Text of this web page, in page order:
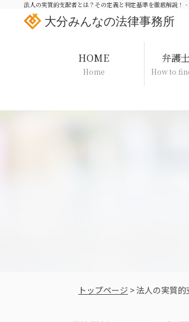
法人の実質的支配者とは？その定義と判定基準を徹底解説！
大分みんなの法律事務所
HOME
Home
弁護
How to
トップページ > 法人の実質的